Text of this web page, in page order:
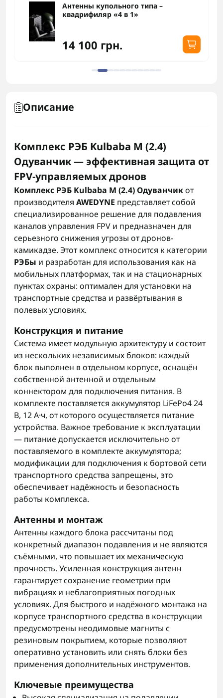
Антенны купольного типа –
квадрифиляр «4 в 1»
14 100 грн.
Описание
Комплекс РЭБ Kulbaba M (2.4)
Одуванчик — эффективная защита от
FPV-управляемых дронов
Комплекс РЭБ Kulbaba M (2.4) Одуванчикот
производителя AWEDYNE представляет собой
специализированное решение для подавления
каналов управления FPV и предназначен для
серьезного снижения угрозы от дронов-
камикадзе. Этот комплекс относится к категории
РЭБы и разработан для использования как на
мобильных платформах, так и на стационарных
пунктах охраны: оптимален для установки на
транспортные средства и развёртывания в
полевых условиях.
Конструкция и питание
Система имеет модульную архитектуру и состоит
из нескольких независимых блоков: каждый
блок выполнен в отдельном корпусе, оснащён
собственной антенной и отдельным
коннектором для подключения питания. В
комплекте поставляется аккумулятор LiFePo4 24
В, 12 А·ч, от которого осуществляется питание
устройства. Важное требование к эксплуатации
— питание допускается исключительно от
поставляемого в комплекте аккумулятора;
модификации для подключения к бортовой сети
транспортного средства запрещены, это
обеспечивает надёжность и безопасность
работы комплекса.
Антенны и монтаж
Антенны каждого блока рассчитаны под
конкретный диапазон подавления и не являются
съёмными, что повышает их механическую
прочность. Усиленная конструкция антенн
гарантирует сохранение геометрии при
вибрациях и неблагоприятных погодных
условиях. Для быстрого и надёжного монтажа на
корпусе транспортного средства в конструкции
предусмотрены неодимовые магниты с
резиновым покрытием, которые позволяют
оперативно установить или снять блоки без
применения дополнительных инструментов.
Ключевые преимущества